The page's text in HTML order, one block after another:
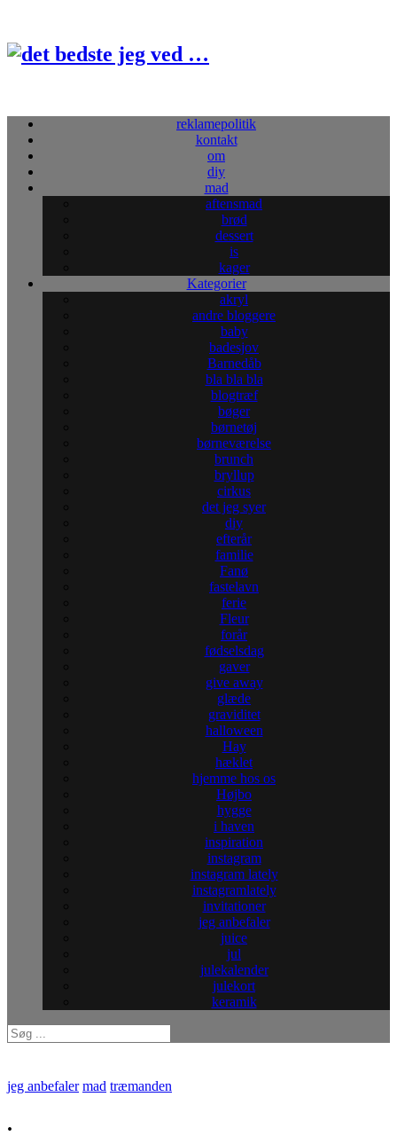
reklamepolitik
kontakt
om
diy
mad
aftensmad
brød
dessert
is
kager
Kategorier
akryl
andre bloggere
baby
badesjov
Barnedåb
bla bla bla
blogtræf
bøger
børnetøj
børneværelse
brunch
bryllup
cirkus
det jeg syer
diy
efterår
familie
Fanø
fastelavn
ferie
Fleur
forår
fødselsdag
gaver
give away
glæde
graviditet
halloween
Hay
hæklet
hjemme hos os
Højbo
hygge
i haven
inspiration
instagram
instagram lately
instagramlately
invitationer
jeg anbefaler
juice
jul
julekalender
julekort
keramik
jeg anbefaler mad træmanden
.